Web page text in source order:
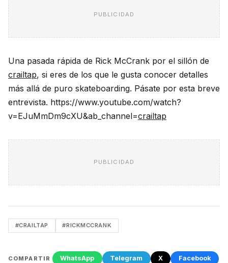
PUBLICIDAD
Una pasada rápida de Rick McCrank por el sillón de
crailtap, si eres de los que le gusta conocer detalles
más allá de puro skateboarding. Pásate por esta breve
entrevista. https://www.youtube.com/watch?
v=EJuMmDm9cXU&ab_channel=crailtap
PUBLICIDAD
#CRAILTAP #RICKMCCRANK
COMPARTIR WhatsApp Telegram X
Facebook